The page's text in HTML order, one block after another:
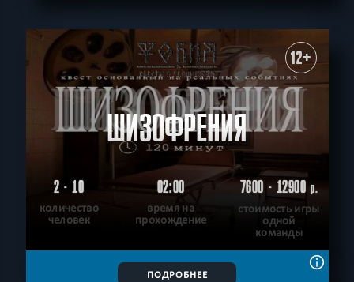
12+
ШИЗОФРЕНИЯ
2 - 10
количество
человек
02:00
время на
прохождение
7600 - 12900р.
стоимость игры
одной
команды
ПОДРОБНЕЕ